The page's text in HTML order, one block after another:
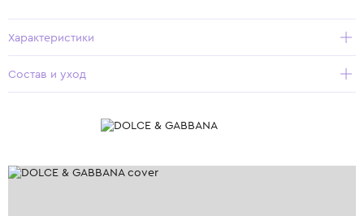
Характеристики
Состав и уход